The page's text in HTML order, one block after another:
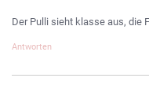
Der Pulli sieht klasse aus, die
Antworten